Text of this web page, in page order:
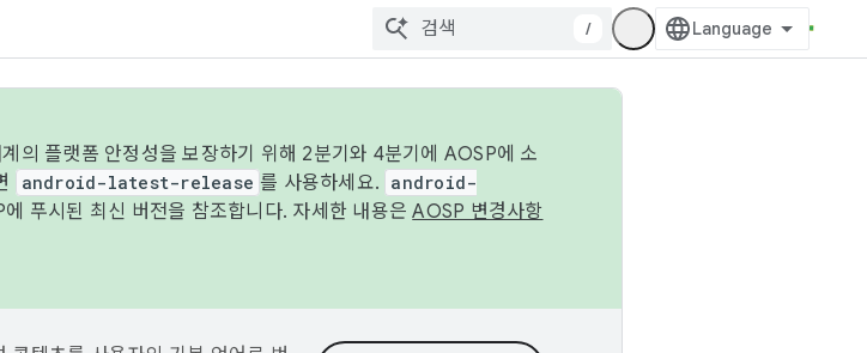
/
의 플랫폼 안정성을 보장하기 위해 2분기와 4분기에 AOSP에 소
android-latest-release 를 사용하세요. android-
푸시된 최신 버전을 참조합니다. 자세한 내용은AOSP 변경사항